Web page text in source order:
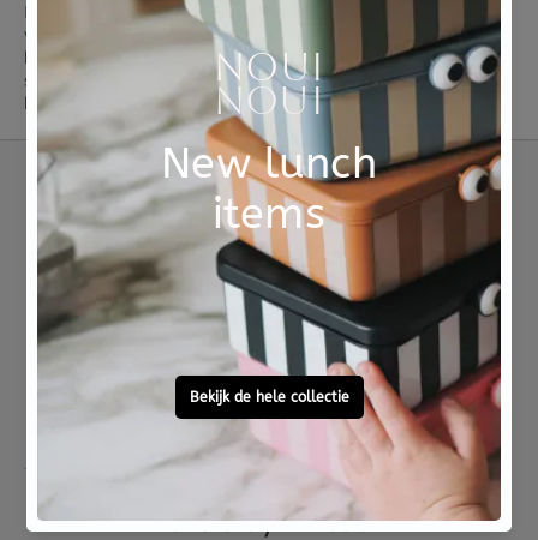
Prachtige zeedieren knuffels van Jellycat, een grote
walvis, een potvis maar ook een grappige puffervis en
het allerschattigste zeepaardje. De zeehond met zijn
schattige oogjes en zijn zachte vacht zijn of kies jij
liever een pinguïn als knuffel?
Not good?
Money Back
Ordered before 15:00,
tomorrow at home
Free personal
gift service
To ask?
Call 0572 - 700 203
Let's stay in touch